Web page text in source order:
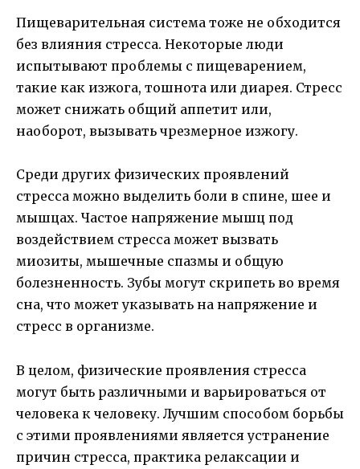
Пищеварительная система тоже не обходится
без влияния стресса. Некоторые люди
испытывают проблемы с пищеварением,
такие как изжога, тошнота или диарея. Стресс
может снижать общий аппетит или,
наоборот, вызывать чрезмерное изжогу.
Среди других физических проявлений
стресса можно выделить боли в спине, шее и
мышцах. Частое напряжение мышц под
воздействием стресса может вызвать
миозиты, мышечные спазмы и общую
болезненность. Зубы могут скрипеть во время
сна, что может указывать на напряжение и
стресс в организме.
В целом, физические проявления стресса
могут быть различными и варьироваться от
человека к человеку. Лучшим способом борьбы
с этими проявлениями является устранение
причин стресса, практика релаксации и